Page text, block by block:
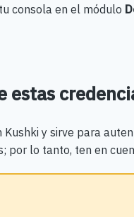
consola en el módulo
estas
y sirve para
por lo tanto, ten en